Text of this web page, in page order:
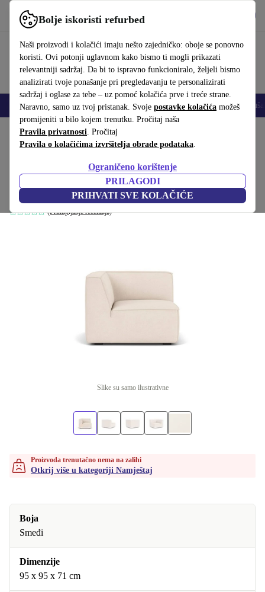
Bolje iskoristi refurbed
Naši proizvodi i kolačići imaju nešto zajedničko: oboje se ponovno
koristi. Ovi potonji uglavnom kako bismo ti mogli prikazati
relevantniji sadržaj. Da bi to ispravno funkcioniralo, željeli bismo
analizirati tvoje ponašanje pri pregledavanju te personalizirati
sadržaj i oglase za tebe – uz pomoć kolačića prve i treće strane.
Naravno, samo uz tvoj pristanak. Svoje postavke kolačića možeš
promijeniti u bilo kojem trenutku. Pročitaj naša
Pravila privatnosti. Pročitaj
Pravila o kolačićima izvršitelja obrade podataka.
Ograničeno korištenje
PRILAGODI
PRIHVATI SVE KOLAČIĆE
Koristi refurbed brzo i jednostavno
Mobiteli Prijenosna računala Tableti Pametni satovi Dodaci
Početna stranica Proizvodi Kućanstvo
Dane jednosjedalo kutni modul lijevo
Mark Sand
Smeđa
(Prikupljanje recenzija)
Slike su samo ilustrativne
Proizvoda trenutačno nema na zalihi
Otkrij više u kategoriji Namještaj
Boja
Smeđi
Dimenzije
95 x 95 x 71 cm